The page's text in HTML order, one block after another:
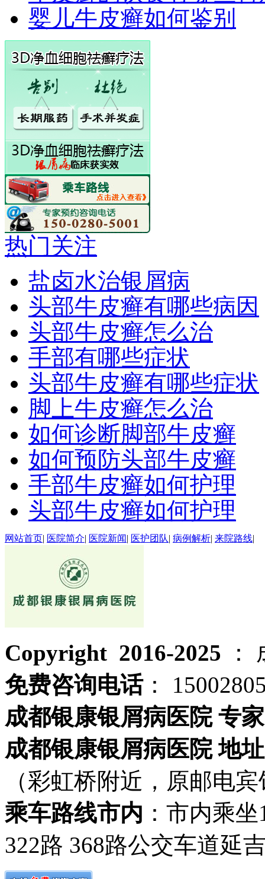
婴儿牛皮癣如何鉴别
热门关注
盐卤水治银屑病
头部牛皮癣有哪些病因
头部牛皮癣怎么治
手部有哪些症状
头部牛皮癣有哪些症状
脚上牛皮癣怎么治
如何诊断脚部牛皮癣
如何预防头部牛皮癣
手部牛皮癣如何护理
头部牛皮癣如何护理
网站首页| 医院简介| 医院新闻| 医护团队| 病例解析| 来院路线|
Copyright 2016-2025
：
免费咨询电话：
成都银康银屑病医院 专
成都银康银屑病医院 地址
（彩虹桥附近，原邮电
乘车路线市内 ：市内乘
322路 368路公交车道延